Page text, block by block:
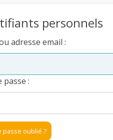
personnels
adresse email :
passe :
passe oublié ?